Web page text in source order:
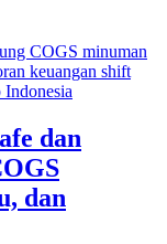
COGS minuman
keuangan shift
Indonesia
dan
dan